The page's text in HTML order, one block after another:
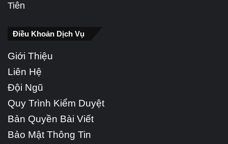
Tiên
Điều Khoản Dịch Vụ
Giới Thiệu
Liên Hệ
Đội Ngũ
Quy Trình Kiểm Duyệt
Bản Quyền Bài Viết
Bảo Mật Thông Tin